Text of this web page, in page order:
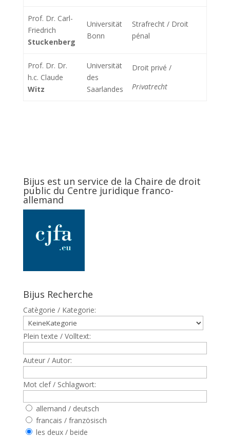
Prof. Dr. Carl-
Friedrich
Stuckenberg
Universität
Bonn
Strafrecht / Droit
pénal
Prof. Dr. Dr.
h.c. Claude
Witz
Universität
des
Saarlandes
Droit privé /
Privatrecht
Bijus est un service de la Chaire de droit
public du Centre juridique franco-
allemand
Bijus Recherche
Catègorie / Kategorie:
Plein texte / Volltext:
Auteur / Autor:
Mot clef / Schlagwort:
allemand / deutsch
francais / französisch
les deux / beide